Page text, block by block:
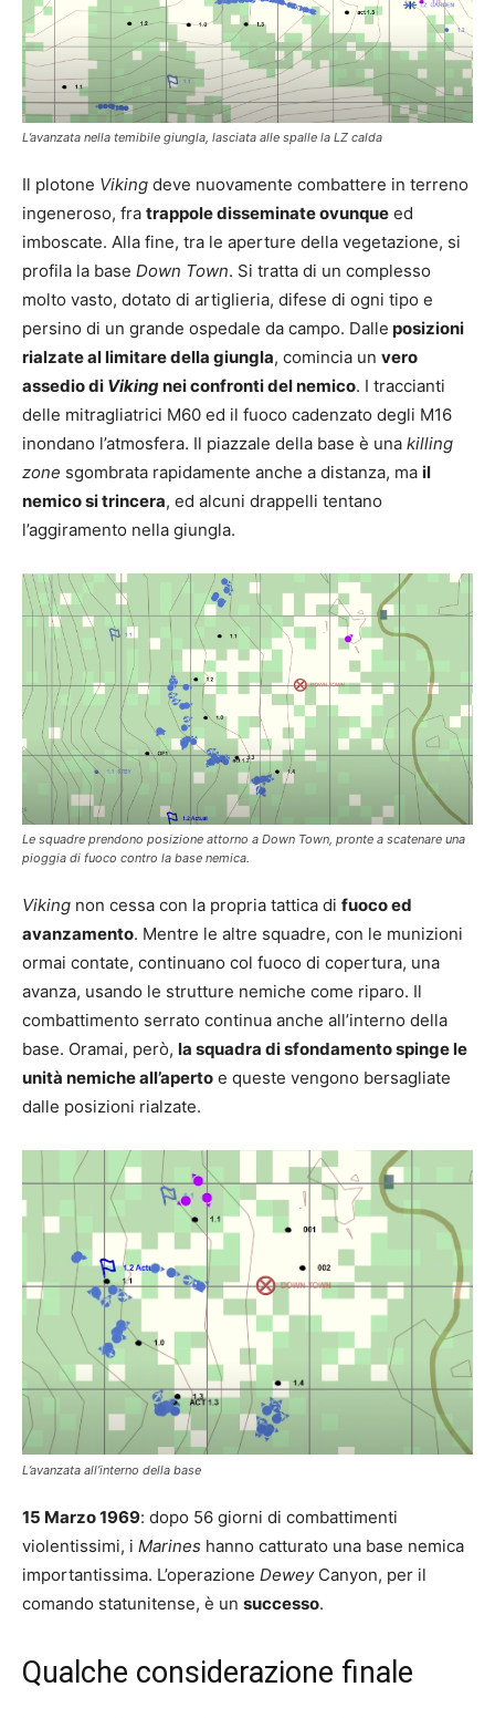
L’avanzata nella temibile giungla, lasciata alle spalle la LZ calda
Il plotone Viking deve nuovamente combattere in terreno
ingeneroso, fra trappole disseminate ovunque ed
imboscate. Alla fine, tra le aperture della vegetazione, si
profila la base Down Town. Si tratta di un complesso
molto vasto, dotato di artiglieria, difese di ogni tipo e
persino di un grande ospedale da campo. Dalle posizioni
rialzate al limitare della giungla, comincia un vero
assedio di Vikingnei confronti del nemico. I traccianti
delle mitragliatrici M60 ed il fuoco cadenzato degli M16
inondano l’atmosfera. Il piazzale della base è una killing
zone sgombrata rapidamente anche a distanza, ma il
nemico si trincera, ed alcuni drappelli tentano
l’aggiramento nella giungla.
Le squadre prendono posizione attorno a Down Town, pronte a scatenare una
pioggia di fuoco contro la base nemica.
Viking non cessa con la propria tattica di fuoco ed
avanzamento. Mentre le altre squadre, con le munizioni
ormai contate, continuano col fuoco di copertura, una
avanza, usando le strutture nemiche come riparo. Il
combattimento serrato continua anche all’interno della
base. Oramai, però, la squadra di sfondamento spinge le
unità nemiche all’aperto e queste vengono bersagliate
dalle posizioni rialzate.
L’avanzata all’interno della base
15 Marzo 1969: dopo 56 giorni di combattimenti
violentissimi, i Marines hanno catturato una base nemica
importantissima. L’operazione DeweyCanyon, per il
comando statunitense, è un successo.
Qualche considerazione finale